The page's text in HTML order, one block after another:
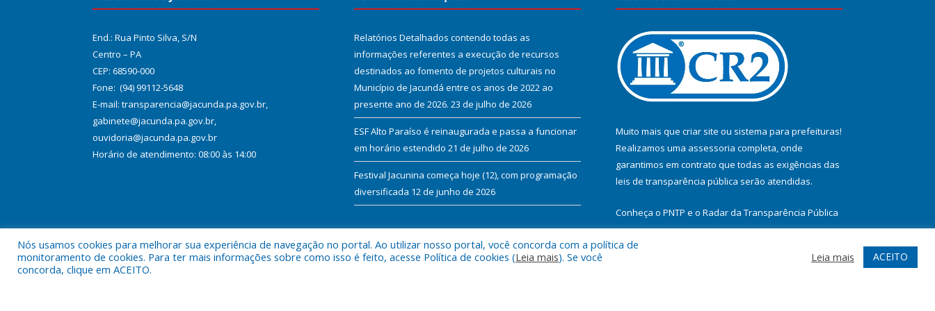
End.: Rua Pinto Silva, S/N
Centro – PA
CEP: 68590-000
Fone: (94) 99112-5648
E-mail: transparencia@jacunda.pa.gov.br,
gabinete@jacunda.pa.gov.br,
ouvidoria@jacunda.pa.gov.br
Horário de atendimento: 08:00 às 14:00
Relatórios Detalhados contendo todas as
informações referentes a execução de recursos
destinados ao fomento de projetos culturais no
Município de Jacundá entre os anos de 2022 ao
presente ano de 2026. 23 de julho de 2026
ESF Alto Paraíso é reinaugurada e passa a funcionar
em horário estendido 21 de julho de 2026
Festival Jacunina começa hoje (12), com programação
diversificada 12 de junho de 2026
Muito mais que criar site ou sistema para prefeituras!
Realizamos uma assessoria completa, onde
garantimos em contrato que todas as exigências das
leis de transparência pública serão atendidas.
Conheça o PNTP e o Radar da Transparência Pública
Nós usamos cookies para melhorar sua experiência de navegação no portal. Ao utilizar nosso portal, você concorda com a política de
monitoramento de cookies. Para ter mais informações sobre como isso é feito, acesse Política de cookies (Leia mais). Se você
concorda, clique em ACEITO.
Leia mais ACEITO